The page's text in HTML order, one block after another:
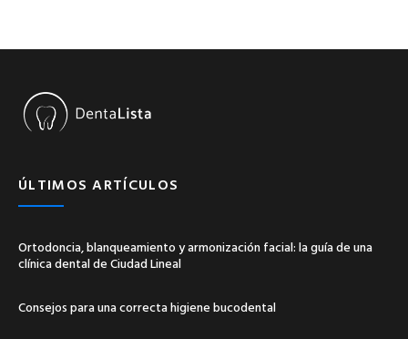
ÚLTIMOS ARTÍCULOS
Ortodoncia, blanqueamiento y armonización facial: la guía de una
clínica dental de Ciudad Lineal
Consejos para una correcta higiene bucodental